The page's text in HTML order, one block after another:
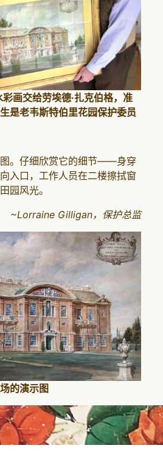
画交给劳埃德·扎克伯格，准
是老韦斯特伯里花园保护委员
。仔细欣赏它的细节——身穿
入口，工作人员在二楼擦拭窗
园风光。
~Lorraine Gilligan，保护总监
的演示图